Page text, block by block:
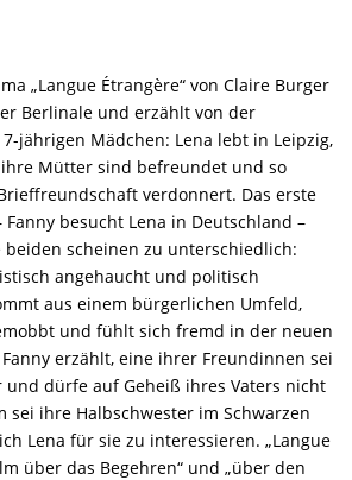
„Langue Étrangère“ von Claire Burger
Berlinale und erzählt von der
jährigen Mädchen: Lena lebt in Leipzig,
ihre Mütter sind befreundet und so
verdonnert. Das erste
besucht Lena in Deutschland –
scheinen zu unterschiedlich:
angehaucht und politisch
aus einem bürgerlichen Umfeld,
und fühlt sich fremd in der neuen
erzählt, eine ihrer Freundinnen sei
und dürfe auf Geheiß ihres Vaters nicht
sei ihre Halbschwester im Schwarzen
Lena für sie zu interessieren. „Langue
über das Begehren“ und „über den